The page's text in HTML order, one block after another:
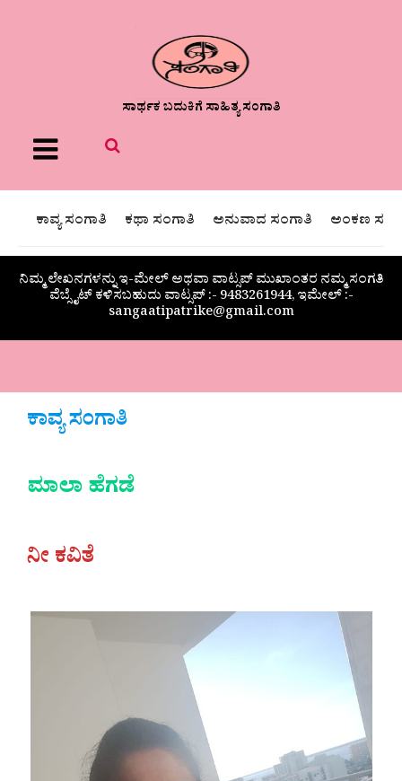
ಸಾರ್ಥಕ ಬದುಕಿಗೆ ಸಾಹಿತ್ಯ ಸಂಗಾತಿ
Menu
ಕಾವ್ಯ ಸಂಗಾತಿ ಕಥಾ ಸಂಗಾತಿ ಅನುವಾದ ಸಂಗಾತಿ ಅಂಕಣ
ನಿಮ್ಮ ಲೇಖನಗಳನ್ನು ಇ-ಮೇಲ್ ಅಥವಾ ವಾಟ್ಸಪ್ ಮುಖಾಂತರ ನಮ್ಮ ಸಂಗತಿ
ವೆಬ್ಸೈಟ್ ಕಳಿಸಬಹುದು ವಾಟ್ಸಪ್‌ :- 9483261944, ಇಮೇಲ್ :-
sangaatipatrike@gmail.com
ಕಾವ್ಯ ಸಂಗಾತಿ
ಮಾಲಾ ಹೆಗಡೆ
ನೀ ಕವಿತೆ